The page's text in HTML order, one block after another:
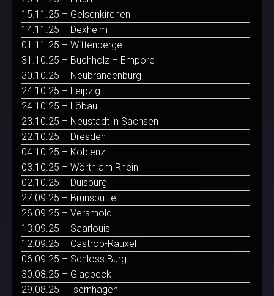
15.11.25 – Gelsenkirchen
14.11.25 – Dexheim
01.11.25 – Wittenberge
31.10.25 – Buchholz – Empore
30.10.25 – Neubrandenburg
24.10.25 – Leipzig
24.10.25 – Löbau
23.10.25 – Neustadt in Sachsen
22.10.25 – Dresden
04.10.25 – Koblenz
03.10.25 – Wörth am Rhein
02.10.25 – Duisburg
27.09.25 – Brunsbüttel
26.09.25 – Versmold
13.09.25 – Saarlouis
12.09.25 – Castrop-Rauxel
06.09.25 – Schloss Burg
30.08.25 – Gladbeck
29.08.25 – Isernhagen